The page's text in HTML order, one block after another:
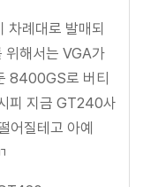
례대로 발매되
위해서는 VGA가
8400GS로 버티
피 지금 GT240사
어질테고 아예